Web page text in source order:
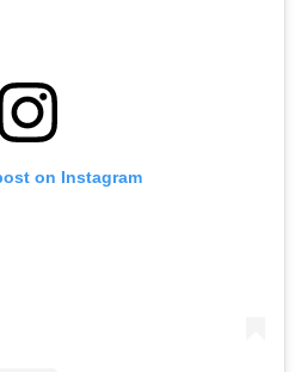
on Instagram